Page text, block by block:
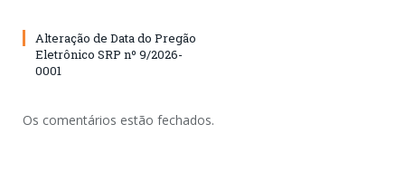
Alteração de Data do Pregão
Eletrônico SRP nº 9/2026-
0001
Os comentários estão fechados.